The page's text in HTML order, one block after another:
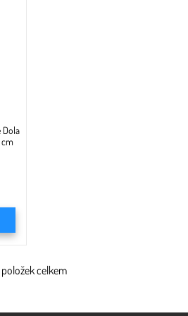
Dola
cm
O
položek celkem